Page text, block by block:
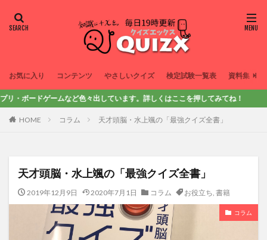
お気に入り コンテンツ やさしいクイズ 検定試験一覧表 資料集
色々出しています。詳しくはここを押してみてね！
HOME コラム 天才頭脳・水上颯の「最強クイズ全書」
天才頭脳・水上颯の「最強クイズ全書」
2019年12月9日 2020年7月1日 コラム お役立ち, 書籍
コラム